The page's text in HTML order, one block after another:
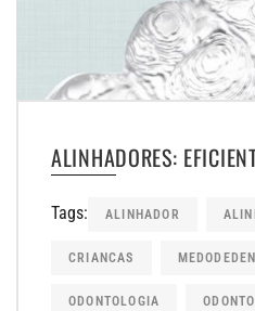
ALINHADORES:
Tags: ALINHADOR
CRIANCAS
ODONTOLOGIA